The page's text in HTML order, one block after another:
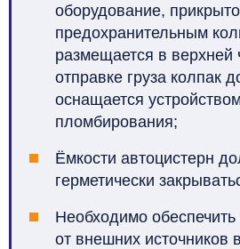
оборудование,
предохранительным
размещается в верхней
отправке груза колпак
оснащается
пломбирования;
Ёмкости автоцистерн
герметически
Необходимо
от внешних источников